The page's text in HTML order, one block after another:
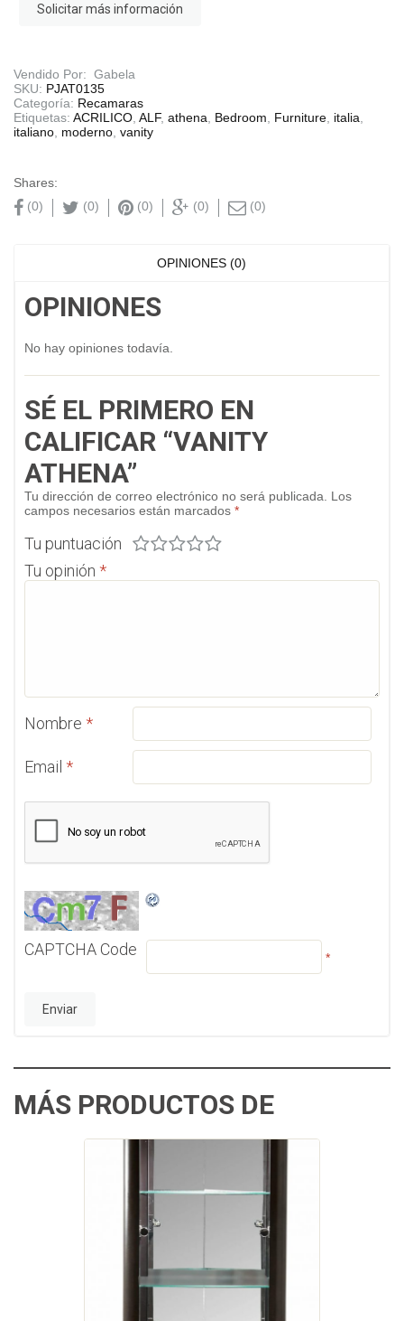
Solicitar más información
Vendido Por: Gabela
SKU: PJAT0135
Categoría: Recamaras
Etiquetas: ACRILICO, ALF, athena, Bedroom, Furniture, italia,
italiano, moderno, vanity
Shares:
(0)
(0) (0) (0) (0)
OPINIONES (0)
OPINIONES
No hay opiniones todavía.
SÉ EL PRIMERO EN
CALIFICAR “VANITY
ATHENA”
Tu dirección de correo electrónico no será publicada. Los
campos necesarios están marcados *
Tu puntuación
Tu opinión *
Nombre *
Email *
CAPTCHA Code *
MÁS PRODUCTOS DE